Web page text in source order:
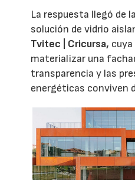
La respuesta llegó de
solución de vidrio
Tvitec | Cricursa,
materializar una
transparencia y las
energéticas conviven